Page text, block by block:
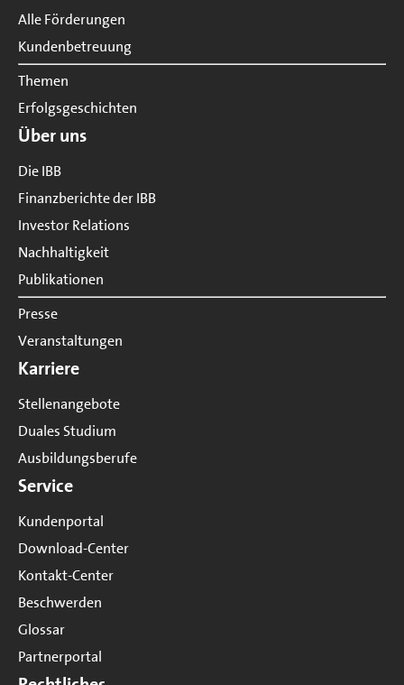
Alle Förderungen
Kundenbetreuung
Themen
Erfolgsgeschichten
Über uns
Die IBB
Finanzberichte der IBB
Investor Relations
Nachhaltigkeit
Publikationen
Presse
Veranstaltungen
Karriere
Stellenangebote
Duales Studium
Ausbildungsberufe
Service
Kundenportal
Download-Center
Kontakt-Center
Beschwerden
Glossar
Partnerportal